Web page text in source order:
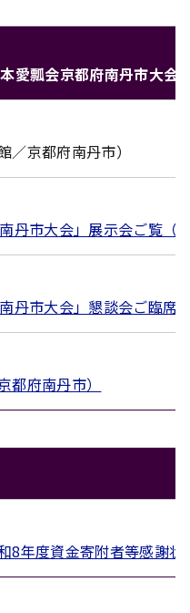
愛瓢会京都府南丹市大会
／京都府南丹市）
丹市大会」展示会ご覧
丹市大会」懇談会ご臨
府南丹市）
8年度資金寄附者等感謝